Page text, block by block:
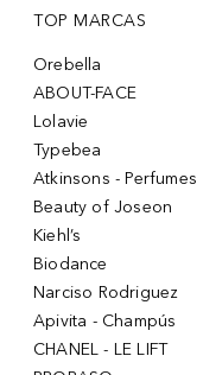
TOP MARCAS
Orebella
ABOUT-FACE
Lolavie
Typebea
Atkinsons - Perfumes
Beauty of Joseon
Kiehl’s
Biodance
Narciso Rodriguez
Apivita - Champús
CHANEL - LE LIFT